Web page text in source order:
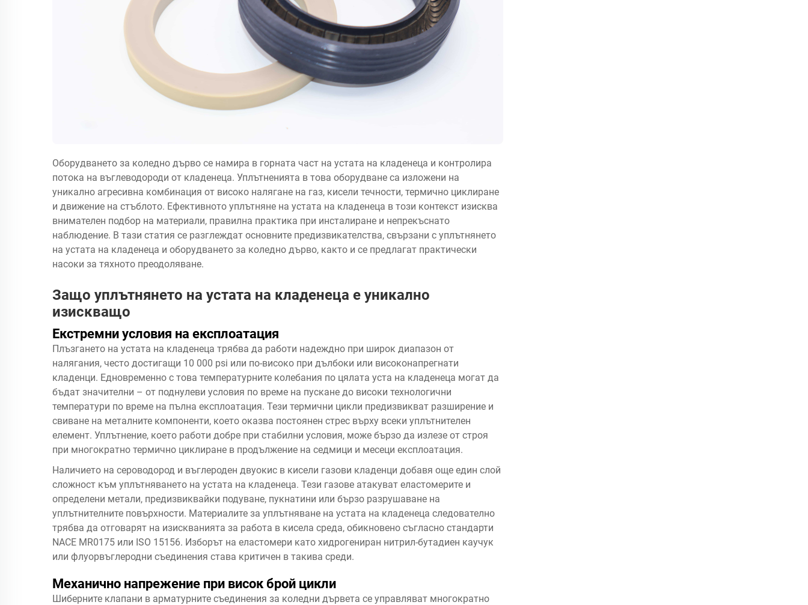
Оборудването за коледно дърво се намира в горната част на устата на кладенеца и контролира
потока на въглеводороди от кладенеца. Уплътненията в това оборудване са изложени на
уникално агресивна комбинация от високо налягане на газ, кисели течности, термично циклиране
и движение на стъблото. Ефективното уплътняне на устата на кладенеца в този контекст изисква
внимателен подбор на материали, правилна практика при инсталиране и непрекъснато
наблюдение. В тази статия се разглеждат основните предизвикателства, свързани с уплътнянето
на устата на кладенеца и оборудването за коледно дърво, както и се предлагат практически
насоки за тяхното преодоляване.
Защо уплътнянето на устата на кладенеца е уникално
изискващо
Екстремни условия на експлоатация
Плъзгането на устата на кладенеца трябва да работи надеждно при широк диапазон от
налягания, често достигащи 10 000 psi или по-високо при дълбоки или високонапрегнати
кладенци. Едновременно с това температурните колебания по цялата уста на кладенеца могат да
бъдат значителни – от поднулеви условия по време на пускане до високи технологични
температури по време на пълна експлоатация. Тези термични цикли предизвикват разширение и
свиване на металните компоненти, което оказва постоянен стрес върху всеки уплътнителен
елемент. Уплътнение, което работи добре при стабилни условия, може бързо да излезе от строя
при многократно термично циклиране в продължение на седмици и месеци експлоатация.
Наличието на сероводород и въглероден двуокис в кисели газови кладенци добавя още един слой
сложност към уплътняването на устата на кладенеца. Тези газове атакуват еластомерите и
определени метали, предизвиквайки подуване, пукнатини или бързо разрушаване на
уплътнителните повърхности. Материалите за уплътняване на устата на кладенеца следователно
трябва да отговарят на изискванията за работа в кисела среда, обикновено съгласно стандарти
NACE MR0175 или ISO 15156. Изборът на еластомери като хидрогениран нитрил-бутадиен каучук
или флуорвъглеродни съединения става критичен в такива среди.
Механично напрежение при висок брой цикли
Шиберните клапани в арматурните съединения за коледни дървета се управляват многократно